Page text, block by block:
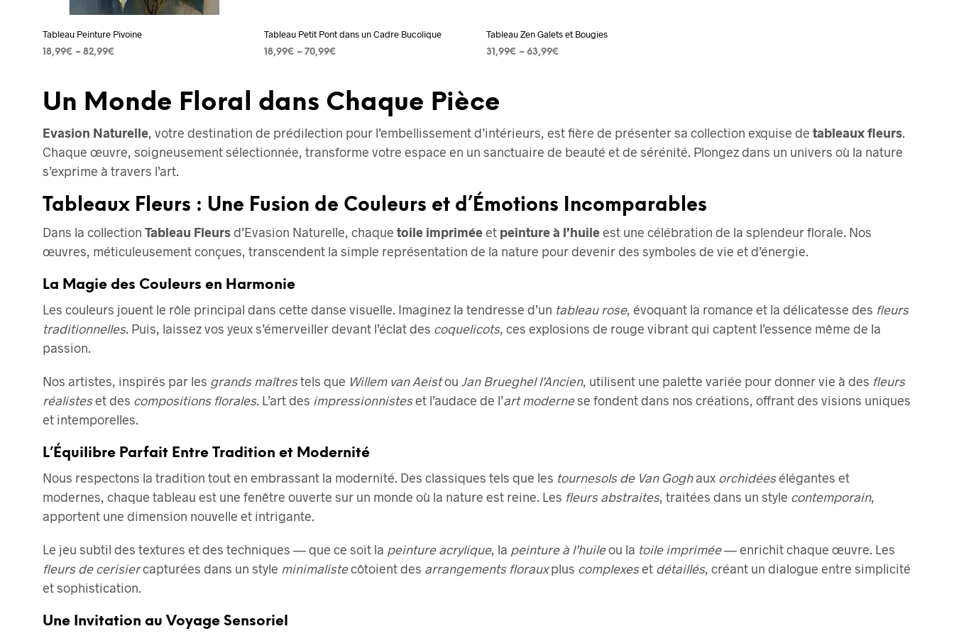
la
page
page
page
Tableau Peinture Pivoine
18,99€ – 82,99€
produit
a
plusieurs
variations.
Les
peuvent
être
choisies
la
page
du
Tableau Petit Pont dans un Cadre Bucolique
18,99€ –70,99€
produit
a
plusieurs
variations.
peuvent
être
choisies
page
du
Tableau Zen Galets et Bougies
31,99€ – 63,99€
plusieurs
variations.
peuvent
être
choisies
page
du
Un Monde Floral dans Chaque Pièce
Evasion Naturelle, votre destination de prédilection pour l’embellissement d’intérieurs, est fière de présenter sa collection exquise de tableaux fleurs.
Chaque œuvre, soigneusement sélectionnée, transforme votre espace en un sanctuaire de beauté et de sérénité. Plongez dans un univers où la nature
s’exprime à travers l’art.
Tableaux Fleurs : Une Fusion de Couleurs et d’Émotions Incomparables
Dans la collection Tableau Fleursd’Evasion Naturelle, chaque toile impriméeet peinture à l’huileest une célébration de la splendeur florale. Nos
œuvres, méticuleusement conçues, transcendent la simple représentation de la nature pour devenir des symboles de vie et d’énergie.
La Magie des Couleurs en Harmonie
Les couleurs jouent le rôle principal dans cette danse visuelle. Imaginez la tendresse d’un tableau rose, évoquant la romance et la délicatesse des fleurs
traditionnelles. Puis, laissez vos yeux s’émerveiller devant l’éclat des coquelicots, ces explosions de rouge vibrant qui captent l’essence même de la
passion.
Nos artistes, inspirés par les grands maîtrestels que Willem van Aeistou Jan Brueghel l’Ancien, utilisent une palette variée pour donner vie à des fleurs
réalisteset des compositions florales. L’art des impressionnisteset l’audace de l’art modernese fondent dans nos créations, offrant des visions uniques
et intemporelles.
L’Équilibre Parfait Entre Tradition et Modernité
Nous respectons la tradition tout en embrassant la modernité. Des classiques tels que les tournesols de Van Goghaux orchidéesélégantes et
modernes, chaque tableau est une fenêtre ouverte sur un monde où la nature est reine. Les fleurs abstraites, traitées dans un style contemporain,
apportent une dimension nouvelle et intrigante.
Le jeu subtil des textures et des techniques — que ce soit la peinture acrylique, la peinture à l’huileou la toile imprimée— enrichit chaque œuvre. Les
fleurs de cerisiercapturées dans un style minimalistecôtoient des arrangements florauxplus complexeset détaillés, créant un dialogue entre simplicité
et sophistication.
Une Invitation au Voyage Sensoriel